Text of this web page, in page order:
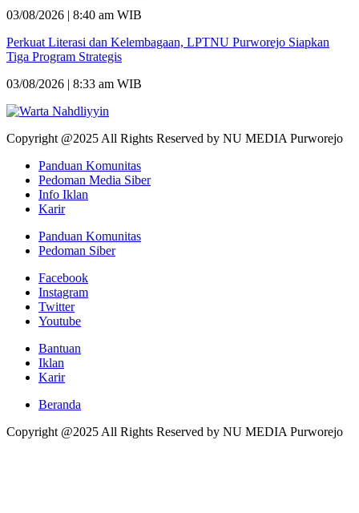
03/08/2026 | 8:40 am WIB
Perkuat Literasi dan Kelembagaan, LPTNU Purworejo Siapkan
Tiga Program Strategis
03/08/2026 | 8:33 am WIB
Copyright @2025 All Rights Reserved by NU MEDIA Purworejo
Panduan Komunitas
Pedoman Media Siber
Info Iklan
Karir
Panduan Komunitas
Pedoman Siber
Facebook
Instagram
Twitter
Youtube
Bantuan
Iklan
Karir
Beranda
Copyright @2025 All Rights Reserved by NU MEDIA Purworejo